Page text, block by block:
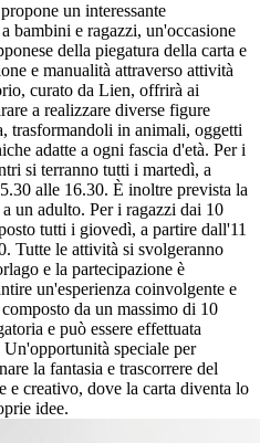
un interessante
bambini e ragazzi, un'occasione
della piegatura della carta e
e manualità attraverso attività
curato da Lien, offrirà ai
a realizzare diverse figure
trasformandoli in animali, oggetti
adatte a ogni fascia d'età. Per i
si terranno tutti i martedì, a
alle 16.30. È inoltre prevista la
un adulto. Per i ragazzi dai 10
tutti i giovedì, a partire dall'11
Tutte le attività si svolgeranno
e la partecipazione è
un'esperienza coinvolgente e
da un massimo di 10
e può essere effettuata
speciale per
la fantasia e trascorrere del
e creativo, dove la carta diventa lo
idee.